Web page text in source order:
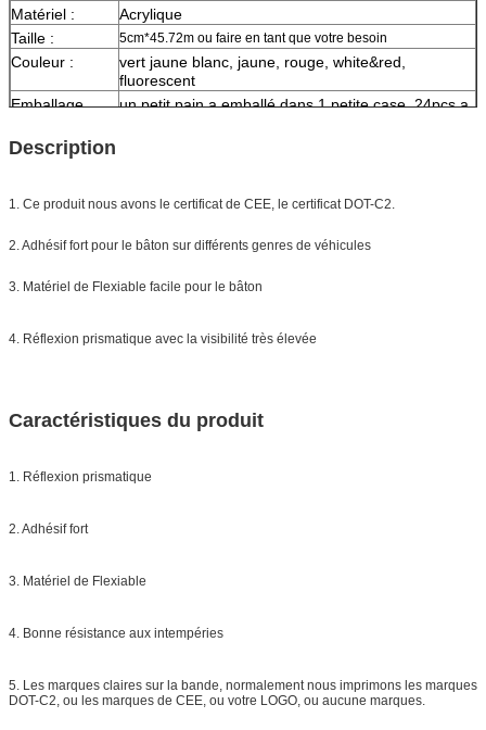
Matériel :
Acrylique
Taille :
5cm*45.72m ou faire en tant que votre besoin
Couleur : vert jaune blanc, jaune, rouge, white&red,
fluorescent
Emballage
un petit pain a emballé dans 1 petite case, 24pcs a
Échantillon :
Description
1. Ce produit nous avons le certificat de CEE, le certificat DOT-C2.
2. Adhésif fort pour le bâton sur différents genres de véhicules
3. Matériel de Flexiable facile pour le bâton
4. Réflexion prismatique avec la visibilité très élevée
Caractéristiques du produit
1. Réflexion prismatique
2. Adhésif fort
3. Matériel de Flexiable
4. Bonne résistance aux intempéries
5. Les marques claires sur la bande, normalement nous imprimons les marques
DOT-C2, ou les marques de CEE, ou votre LOGO, ou aucune marques.